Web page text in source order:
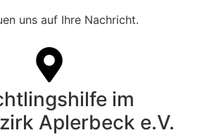
uns auf Ihre Nachricht.
im
Aplerbeck e.V.